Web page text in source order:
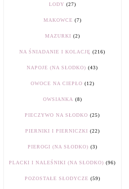
LODY (27)
MAKOWCE (7)
MAZURKI (2)
NA ŚNIADANIE I KOLACJĘ (216)
NAPOJE (NA SŁODKO) (43)
OWOCE NA CIEPŁO (12)
OWSIANKA (8)
PIECZYWO NA SŁODKO (25)
PIERNIKI I PIERNICZKI (22)
PIEROGI (NA SŁODKO) (3)
PLACKI I NALEŚNIKI (NA SŁODKO) (96)
POZOSTAŁE SŁODYCZE (59)